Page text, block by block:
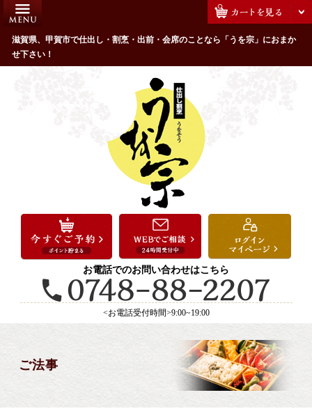
滋賀県、甲賀市で仕出し・割烹・出前・会席のことなら「うを宗」におまか
せ下さい！
お電話でのお問い合わせはこちら
<お電話受付時間>9:00~19:00
ご法事
HOME
うを宗のこだわり
配達エリア・注文方法
お祝い・ハレの日
法事・法要
接待・おもてなし
会議・セミナー弁当
製薬会社様向け
観光・行楽